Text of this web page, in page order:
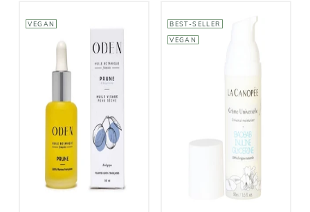
VEGAN
ODEN
Huile
Botanique de
29,00€
BEST-SELLER
VEGAN
LA CANOPÉE
Crème
Universelle
26,00€